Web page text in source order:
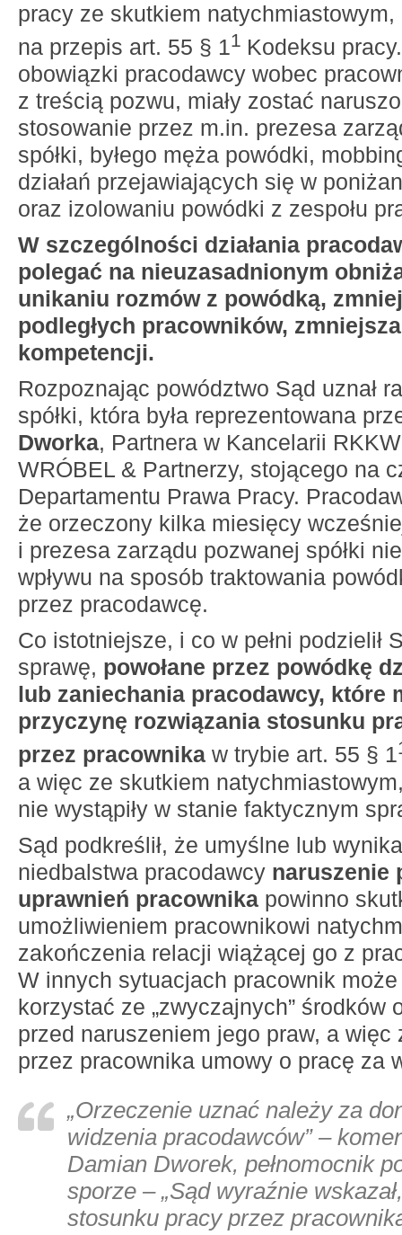
pracy ze skutkiem natychmiastowym,
na przepis art. 55 § 11 Kodeksu
obowiązki pracodawcy wobec
z treścią pozwu, miały zostać
stosowanie przez m.in. prezesa
spółki, byłego męża powódki,
działań przejawiających się w
oraz izolowaniu powódki z zespołu
W szczególności działania
polegać na nieuzasadnionym
unikaniu rozmów z powódką,
podległych pracowników,
kompetencji.
Rozpoznając powództwo Sąd uznał
spółki, która była reprezentowana
Dworka, Partnera w Kancelarii
WRÓBEL & Partnerzy, stojącego na
Departamentu Prawa Pracy.
że orzeczony kilka miesięcy
i prezesa zarządu pozwanej spółki
wpływu na sposób traktowania
przez pracodawcę.
Co istotniejsze, i co w pełni podzielił
sprawę, powołane przez powódkę
lub zaniechania pracodawcy, które
przyczynę rozwiązania stosunku
przez pracownika w trybie art. 55 § 1
a więc ze skutkiem
nie wystąpiły w stanie faktycznym
Sąd podkreślił, że umyślne lub
niedbalstwa pracodawcy naruszenie
uprawnień pracownika powinno
umożliwieniem pracownikowi
zakończenia relacji wiążącej go z
W innych sytuacjach pracownik
korzystać ze „zwyczajnych” środków
przed naruszeniem jego praw, a więc
przez pracownika umowy o pracę za
„Orzeczenie uznać należy za
widzenia pracodawców” –
Damian Dworek, pełnomocnik
sporze – „Sąd wyraźnie
stosunku pracy przez